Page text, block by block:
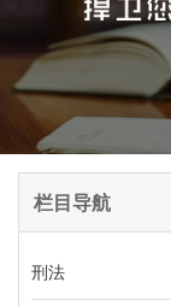
栏目导航
刑法